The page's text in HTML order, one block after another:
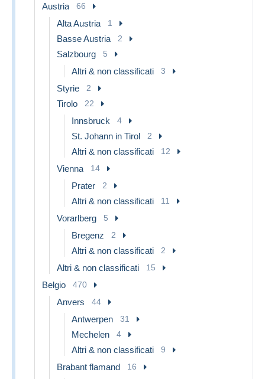
Austria 66
Alta Austria 1
Basse Austria 2
Salzbourg 5
Altri & non classificati 3
Styrie 2
Tirolo 22
Innsbruck 4
St. Johann in Tirol 2
Altri & non classificati 12
Vienna 14
Prater 2
Altri & non classificati 11
Vorarlberg 5
Bregenz 2
Altri & non classificati 2
Altri & non classificati 15
Belgio 470
Anvers 44
Antwerpen 31
Mechelen 4
Altri & non classificati 9
Brabant flamand 16